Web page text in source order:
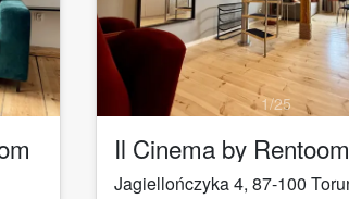
1/25
Il Cinema by Rentoom
Jagiellończyka 4, 87-100